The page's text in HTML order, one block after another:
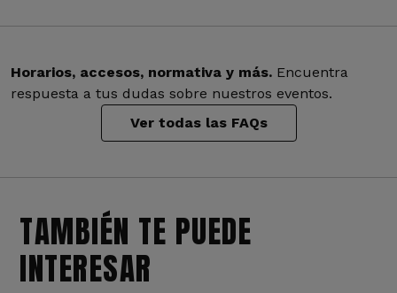
Horarios, accesos, normativa y más. Encuentra
respuesta a tus dudas sobre nuestros eventos.
Ver todas las FAQs
TAMBIÉN TE PUEDE
INTERESAR